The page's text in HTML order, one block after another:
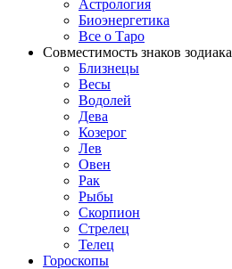
Астрология
Биоэнергетика
Все о Таро
Совместимость знаков зодиака
Близнецы
Весы
Водолей
Дева
Козерог
Лев
Овен
Рак
Рыбы
Скорпион
Стрелец
Телец
Гороскопы